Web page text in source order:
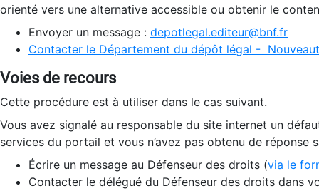
orienté vers une alternative accessible ou obtenir le
Envoyer un message : depotlegal.editeur@bnf.fr
Contacter le Département du dépôt légal -
Voies de recours
Cette procédure est à utiliser dans le cas suivant.
Vous avez signalé au responsable du site internet un
services du portail et vous n’avez pas obtenu de réponse
Écrire un message au Défenseur des droits (via le
Contacter le délégué du Défenseur des droits dans